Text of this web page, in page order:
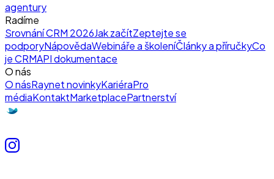
agentury
Radíme
Srovnání CRM 2026Jak začítZeptejte se
podporyNápovědaWebináře a školeníČlánky a příručkyCo
je CRMAPI dokumentace
O nás
O násRaynet novinkyKariéraPro
médiaKontaktMarketplacePartnerství